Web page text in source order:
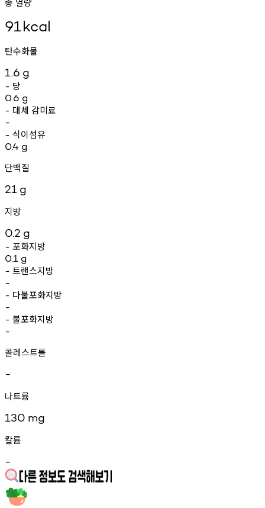
91kcal
탄수화물
1.6 g
- 당
0.6 g
- 대체 감미료
-
- 식이섬유
0.4 g
단백질
21 g
지방
0.2 g
- 포화지방
0.1 g
- 트랜스지방
-
- 다불포화지방
-
- 불포화지방
-
콜레스트롤
-
나트륨
130 mg
칼륨
-